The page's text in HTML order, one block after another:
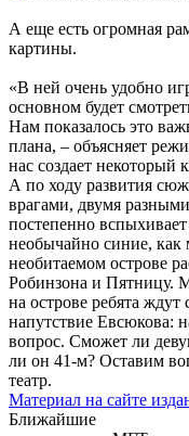
А еще есть огромная
картины.
«В ней очень удобно
основном будет
Нам показалось это
плана, – объясняет
нас создает некоторый
А по ходу развития
врагами, двумя
постепенно
необычайно синие, как
необитаемом острове
Робинзона и Пятницу.
на острове ребята
напутствие Евсюкова:
вопрос. Сможет ли
ли он 41-м? Оставим
театр.
Материал на сайте
Ближайшие